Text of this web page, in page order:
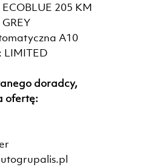
205 KM
A10
LIMITED
doradcy,
ofertę: